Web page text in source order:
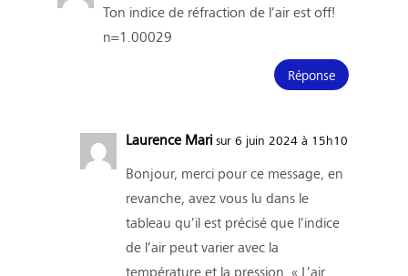
Ton indice de réfraction de l’air est off!
n=1.00029
Réponse
Laurence Mari sur 6 juin 2024 à 15h10
Bonjour, merci pour ce message, en
revanche, avez vous lu dans le
tableau qu’il est précisé que l’indice
de l’air peut varier avec la
température et la pression. « L’air